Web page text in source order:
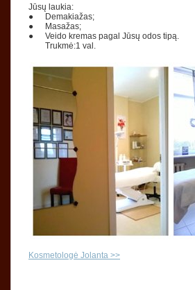
Jūsų laukia:
●
Demakiažas;
●
Masažas;
●
Veido kremas pagal Jūsų odos tipą.
Trukmė:1 val.
Kosmetologė Jolanta >>